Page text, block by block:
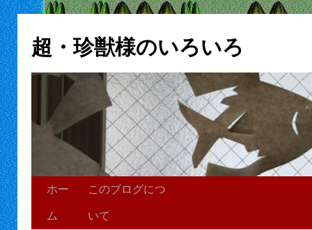
超・珍獣様のいろいろ
ホー
ム
このブログにつ
いて